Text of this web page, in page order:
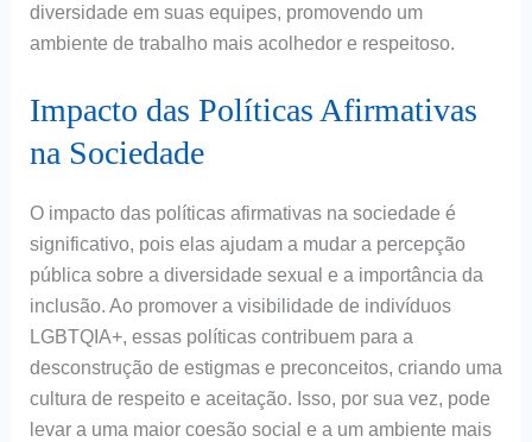
diversidade em suas equipes, promovendo um
ambiente de trabalho mais acolhedor e respeitoso.
Impacto das Políticas Afirmativas
na Sociedade
O impacto das políticas afirmativas na sociedade é
significativo, pois elas ajudam a mudar a percepção
pública sobre a diversidade sexual e a importância da
inclusão. Ao promover a visibilidade de indivíduos
LGBTQIA+, essas políticas contribuem para a
desconstrução de estigmas e preconceitos, criando uma
cultura de respeito e aceitação. Isso, por sua vez, pode
levar a uma maior coesão social e a um ambiente mais